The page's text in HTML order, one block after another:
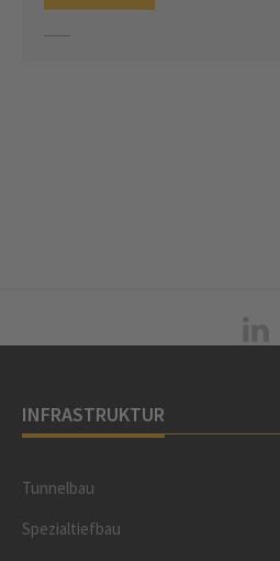
INFRASTRUKTUR
Tunnelbau
Spezialtiefbau